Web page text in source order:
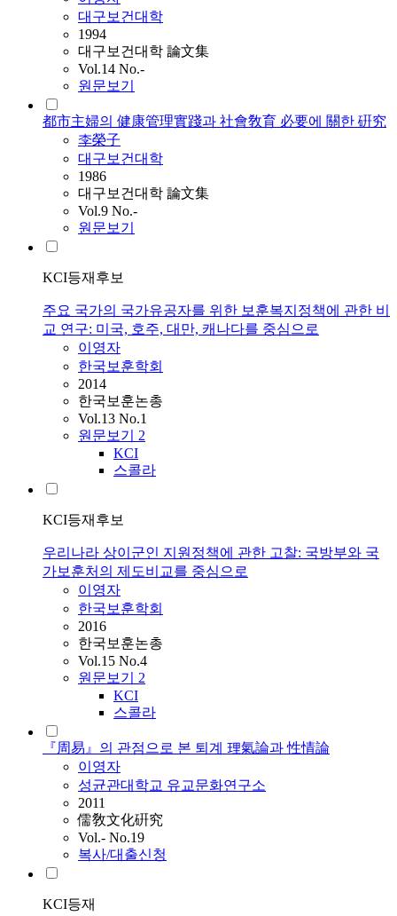
대구보건대학
1994
대구보건대학 論文集
Vol.14 No.-
원문보기
都市主婦의 健康管理實踐과 社會敎育 必要에 關한 硏究
李榮子
대구보건대학
1986
대구보건대학 論文集
Vol.9 No.-
원문보기
KCI등재후보
주요 국가의 국가유공자를 위한 보훈복지정책에 관한 비
교 연구: 미국, 호주, 대만, 캐나다를 중심으로
이영자
한국보훈학회
2014
한국보훈논총
Vol.13 No.1
원문보기 2
KCI
스콜라
KCI등재후보
우리나라 상이군인 지원정책에 관한 고찰: 국방부와 국
가보훈처의 제도비교를 중심으로
이영자
한국보훈학회
2016
한국보훈논총
Vol.15 No.4
원문보기 2
KCI
스콜라
『周易』의 관점으로 본 퇴계 理氣論과 性情論
이영자
성균관대학교 유교문화연구소
2011
儒敎文化硏究
Vol.- No.19
복사/대출신청
KCI등재